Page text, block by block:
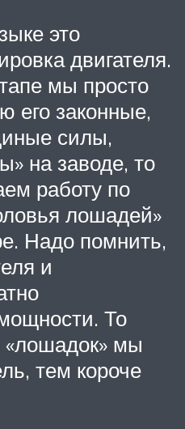
это
двигателя.
мы просто
его законные,
силы,
на заводе, то
работу по
лошадей»
Надо помнить,
и
То
мы
тем короче